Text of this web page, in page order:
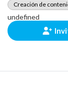
Creación de
undefined